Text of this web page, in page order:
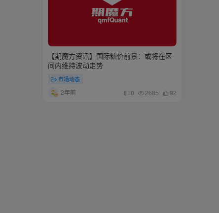
【期魔方资讯】国际糖价前景：或将在区
间内维持波动走势
市场动态
2年前 0 2685 92